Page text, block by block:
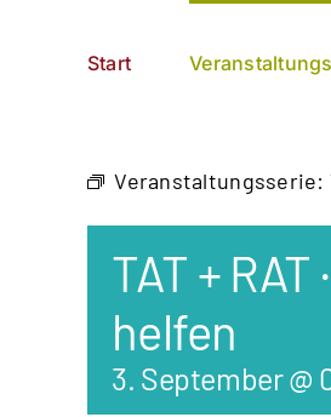
Start
Veranstaltungsserie:
TAT +
helfen
3. September @